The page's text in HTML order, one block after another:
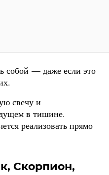
собой — даже если это
свечу и
в тишине.
реализовать прямо
Скорпион,